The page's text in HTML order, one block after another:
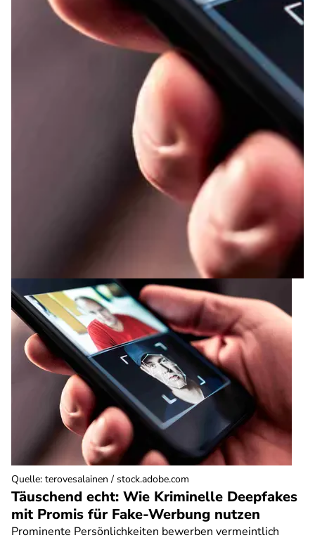
Täuschend echt: Wie Kriminelle Deepfakes
mit Promis für Fake-Werbung nutzen
Prominente Persönlichkeiten bewerben vermeintlich
Quelle: terovesalainen / stock.adobe.com